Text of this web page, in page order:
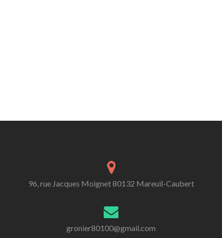
96, rue Jacques Moignet 80132 Mareuil-Caubert
gronier80100@gmail.com